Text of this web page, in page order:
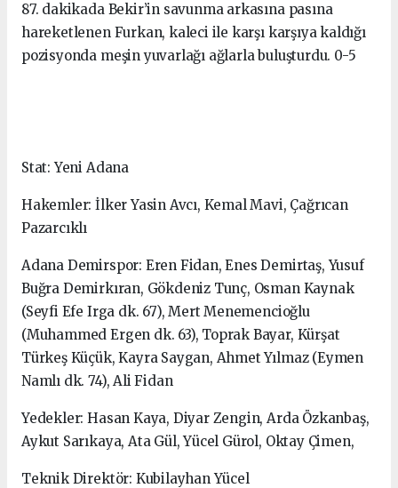
87. dakikada Bekir’in savunma arkasına pasına
hareketlenen Furkan, kaleci ile karşı karşıya kaldığı
pozisyonda meşin yuvarlağı ağlarla buluşturdu. 0-5
Stat: Yeni Adana
Hakemler: İlker Yasin Avcı, Kemal Mavi, Çağrıcan
Pazarcıklı
Adana Demirspor: Eren Fidan, Enes Demirtaş, Yusuf
Buğra Demirkıran, Gökdeniz Tunç, Osman Kaynak
(Seyfi Efe Irga dk. 67), Mert Menemencioğlu
(Muhammed Ergen dk. 63), Toprak Bayar, Kürşat
Türkeş Küçük, Kayra Saygan, Ahmet Yılmaz (Eymen
Namlı dk. 74), Ali Fidan
Yedekler: Hasan Kaya, Diyar Zengin, Arda Özkanbaş,
Aykut Sarıkaya, Ata Gül, Yücel Gürol, Oktay Çimen,
Teknik Direktör: Kubilayhan Yücel